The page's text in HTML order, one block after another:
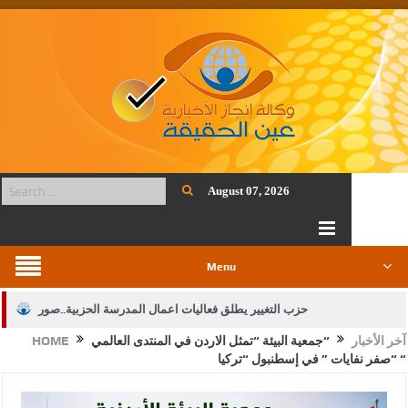
August 07, 2026
Menu
حزب التغيير يطلق فعاليات اعمال المدرسة الحزبية..صور
الجيش يفتح باب التجنيد لحملة البكالوريوس في الحقوق والقانون
HOME آخر الأخبار
“جمعية البيئة “تمثل الاردن في المنتدى العالمي
“صفر نفايات ” في إسطنبول “تركيا “